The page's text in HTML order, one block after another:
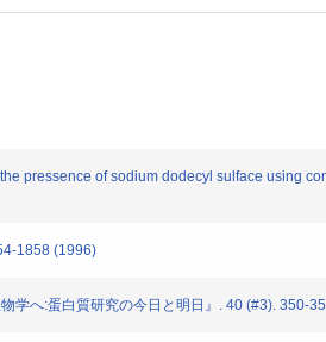
pressence of sodium dodecyl sulface using
1858 (1996)
学へ:蛋白質研究の今日と明日』. 40 (#3). 350-